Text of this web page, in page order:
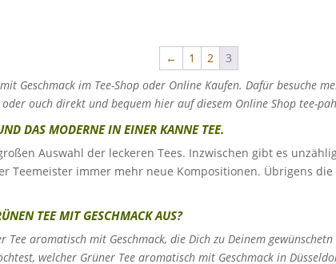
← 1 2
3
Geschmack im Tee-Shop oder Online Kaufen. Dafür besuche
ouch direkt und bequem hier auf diesem Online Shop tee-
DAS MODERNE IN EINER KANNE TEE.
Auswahl der leckeren Tees. Inzwischen gibt es
Teemeister immer mehr neue Kompositionen. Übrigens
TEE MIT GESCHMACK AUS?
aromatisch mit Geschmack, die Dich zu Deinem
welcher Grüner Tee aromatisch mit Geschmack in